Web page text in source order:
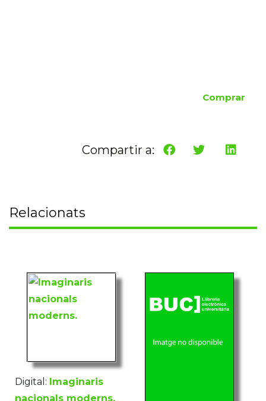
Comprar
Compartir a:
Relacionats
Digital: Imaginaris
nacionals moderns.